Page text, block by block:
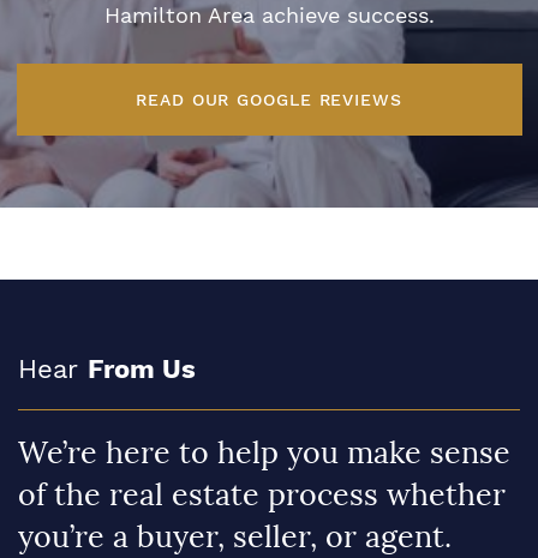
Hamilton Area achieve success.
READ OUR GOOGLE REVIEWS
Hear From Us
We’re here to help you make sense
of the real estate process whether
you’re a buyer, seller, or agent.